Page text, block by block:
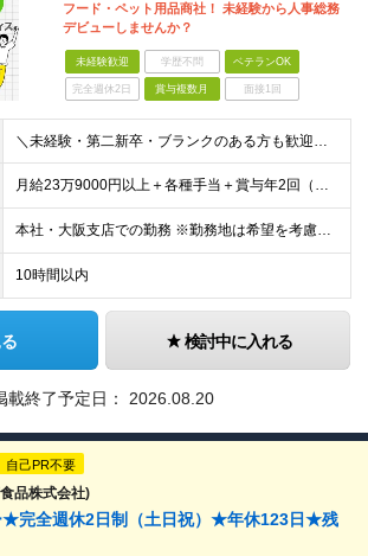
フード・ペット用品商社！ 未経験から人事総務
デビューしませんか？
未経験歓迎 学歴不問 ベテランOK
完全週休2日 賞与複数月 面接1回
＼未経験・第二新卒・ブランクのある方も歓迎！／ ■大卒以上 ■基本的なPCスキルをお持ちの方（Excelに入力ができればOK） 今回は、意欲・人物を重視した採用です。必要な知識は入社後に身につけら
月給23万9000円以上＋各種手当＋賞与年2回（年間約2ヶ月分） ★経験・年齢・能力などを考慮のうえ決定 ★残業代は別途全額支給 ＜あわせて支給される手当＞ ◆扶養手当（配偶者：月1万円、子ども1
本社・大阪支店での勤務 ※勤務地は希望を考慮して決定します。 ※場合により転勤の可能性もございます。 ※U・Iターン歓迎！ ■本社・大阪支店 大阪府門真市松生町6-20
10時間以内
検討中に入れる
載終了予定日： 2026.08.20
自己PR不要
品株式会社)
★完全週休2日制（土日祝）★年休123日★残